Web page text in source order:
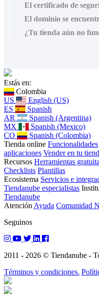
El certificado de
El dominio se
¿Tu tienda aún no
Estás en:
Colombia
US
English (US)
ES
Spanish
AR
Spanish (Argentina)
MX
Spanish (Mexico)
CO
Spanish (Colombia)
Tienda online Funcionalidades
aplicaciones Vender en tu
Recursos Herramientas
Checklists Plantillas
Ecosistema Servicios e
Tiendanube especialistas
Tiendanube
Atención Ayuda Comunidad
Seguinos
2011 - 2026 © Tiendanube -
Términos y condiciones.